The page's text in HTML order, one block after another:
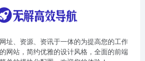
址、资源、资讯于一体的为提高您的工作
网站，简约优雅的设计风格，全面的前端